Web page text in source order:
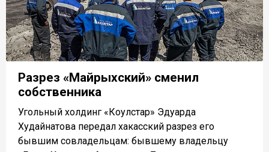
Разрез «Майрыхский» сменил
собственника
Угольный холдинг «Коулстар» Эдуарда
Худайнатова передал хакасский разрез его
бывшим совладельцам: бывшему владельцу